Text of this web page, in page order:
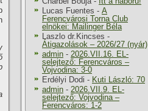
Lucas Fuentes - A
Ferencvárosi Torna Club
elnökei: Mailinger Béla
Laszlo dr.Kincses -
Átigazolások – 2026/27 (nyár)
admin - 2026.VII.16. EL-
selejtező: Ferencváros –
Vojvodina: 3-0
Erdélyi Dodi - Kuti László: 70
admin - 2026.VII.9. EL-
selejtező: Vojvodina –
Ferencváros: 1-2